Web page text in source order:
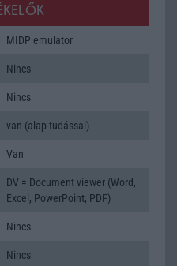
MIDP emulator
Nincs
Nincs
van (alap tudással)
Van
DV = Document viewer (Word,
Excel, PowerPoint, PDF)
Nincs
Nincs